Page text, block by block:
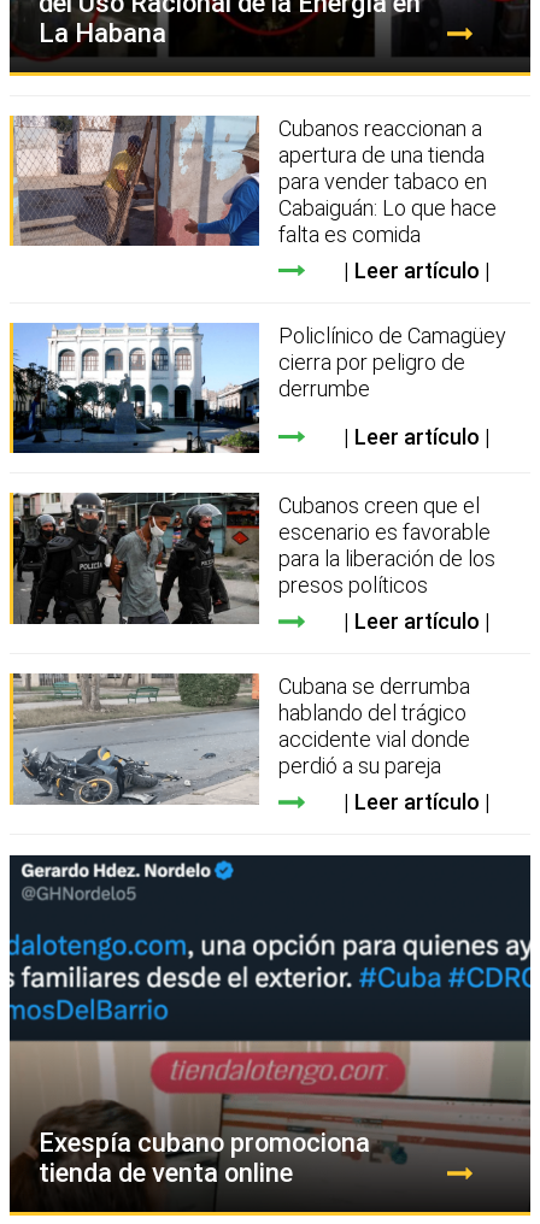
La Habana
Cubanos reaccionan a
apertura de una tienda
para vender tabaco en
Cabaiguán: Lo que hace
falta es comida
Leer artículo
Policlínico de Camagüey
cierra por peligro de
derrumbe
Leer artículo
Cubanos creen que el
escenario es favorable
para la liberación de los
presos políticos
Leer artículo
Cubana se derrumba
hablando del trágico
accidente vial donde
perdió a su pareja
Leer artículo
Exespía cubano promociona
tienda de venta online